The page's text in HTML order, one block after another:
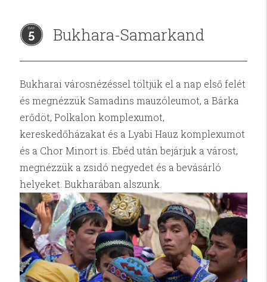
5 Bukhara-Samarkand
Bukharai városnézéssel töltjük el a nap első felét
és megnézzük Samadins mauzóleumot, a Bárka
erődöt, Polkalon komplexumot,
kereskedőházakat és a Lyabi Hauz komplexumot
és a Chor Minort is. Ebéd után bejárjuk a várost,
megnézzük a zsidó negyedet és a bevásárló
helyeket. Bukharában alszunk.